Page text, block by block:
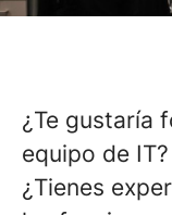
¿Te gustaría
equipo de IT?
¿Tienes